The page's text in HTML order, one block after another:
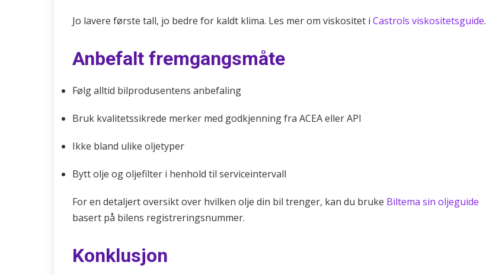
Jo lavere første tall, jo bedre for kaldt klima. Les mer om viskositet i Castrols viskositetsguide.
Anbefalt fremgangsmåte
Følg alltid bilprodusentens anbefaling
Bruk kvalitetssikrede merker med godkjenning fra ACEA eller API
Ikke bland ulike oljetyper
Bytt olje og oljefilter i henhold til serviceintervall
For en detaljert oversikt over hvilken olje din bil trenger, kan du bruke Biltema sin oljeguide
basert på bilens registreringsnummer.
Konklusjon